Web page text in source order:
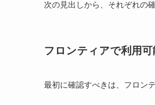
次の見出しから、それぞれの
フロンティアで利用
最初に確認すべきは、フロン